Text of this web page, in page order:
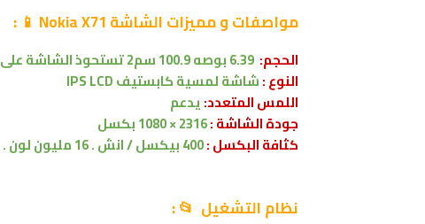
مواصفاتو مميزات الشاشةNokia X71
📱
:
الحجم: 100.9 سم2 تستحوذ الشاشة على 83.9% من
النوع :شاشة لمسيةكابستيفIPS LCD
اللمس المتعدد:يدعم
جودة الشاشة :2316 × 1080 بكسل
كثافة البكسل:400 بيكسل / انش . 16 مليون لون .
نظام التشغيل 📂 :